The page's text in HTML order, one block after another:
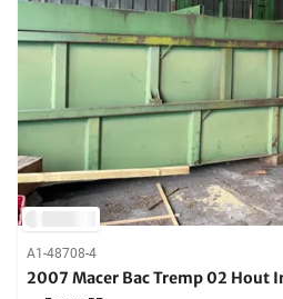
A1-48708-4
2007 Macer Bac Tremp 02 Hout